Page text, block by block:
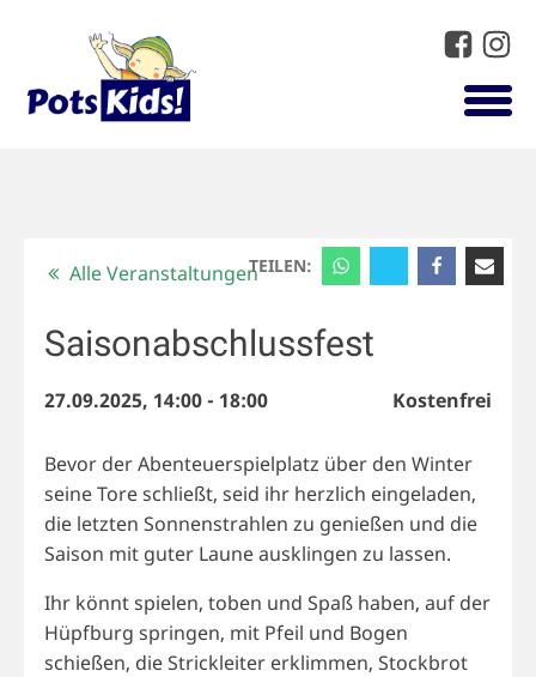
TEILEN:
Alle Veranstaltungen
Saisonabschlussfest
27.09.2025, 14:00- 18:00 Kostenfrei
Bevor der Abenteuerspielplatz über den Winter
seine Tore schließt, seid ihr herzlich eingeladen,
die letzten Sonnenstrahlen zu genießen und die
Saison mit guter Laune ausklingen zu lassen.
Ihr könnt spielen, toben und Spaß haben, auf der
Hüpfburg springen, mit Pfeil und Bogen
schießen, die Strickleiter erklimmen, Stockbrot